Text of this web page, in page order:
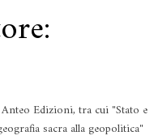
Edizioni, tra cui "Stato e
sacra alla geopolitica"